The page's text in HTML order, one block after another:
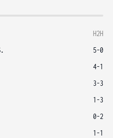
H2H
5-0
4-1
3-3
1-3
0-2
1-1